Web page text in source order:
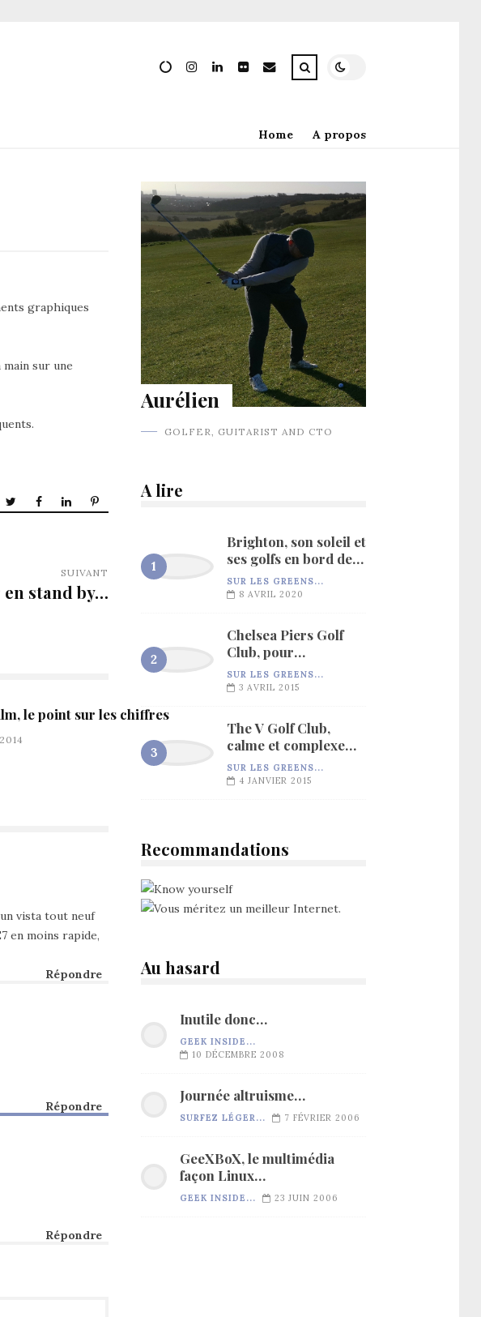
Home A propos
graphiques
sur une
SUIVANT
stand by…
le point sur les chiffres
vista tout neuf
en moins rapide,
Répondre
Répondre
Répondre
Aurélien
GOLFER, GUITARIST AND CTO
A lire
Brighton, son soleil et
ses golfs en bord de
mer…
SUR LES GREENS...
8 AVRIL 2020
Chelsea Piers Golf
Club, pour
l’entraînement…
SUR LES GREENS...
3 AVRIL 2015
The V Golf Club,
calme et complexe…
SUR LES GREENS...
4 JANVIER 2015
Recommandations
Au hasard
Inutile donc…
GEEK INSIDE...
10 DÉCEMBRE 2008
Journée altruisme…
SURFEZ LÉGER... 7 FÉVRIER 2006
GeeXBoX, le multimédia
façon Linux…
GEEK INSIDE... 23 JUIN 2006